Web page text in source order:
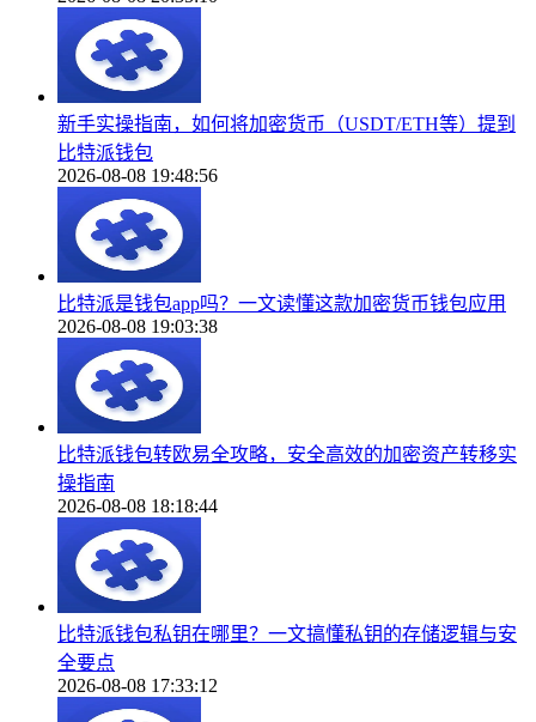
新手实操指南，如何将加密货币（USDT/ETH等）提到
比特派钱包
2026-08-08 19:48:56
比特派是钱包app吗？一文读懂这款加密货币钱包应用
2026-08-08 19:03:38
比特派钱包转欧易全攻略，安全高效的加密资产转移实
操指南
2026-08-08 18:18:44
比特派钱包私钥在哪里？一文搞懂私钥的存储逻辑与安
全要点
2026-08-08 17:33:12